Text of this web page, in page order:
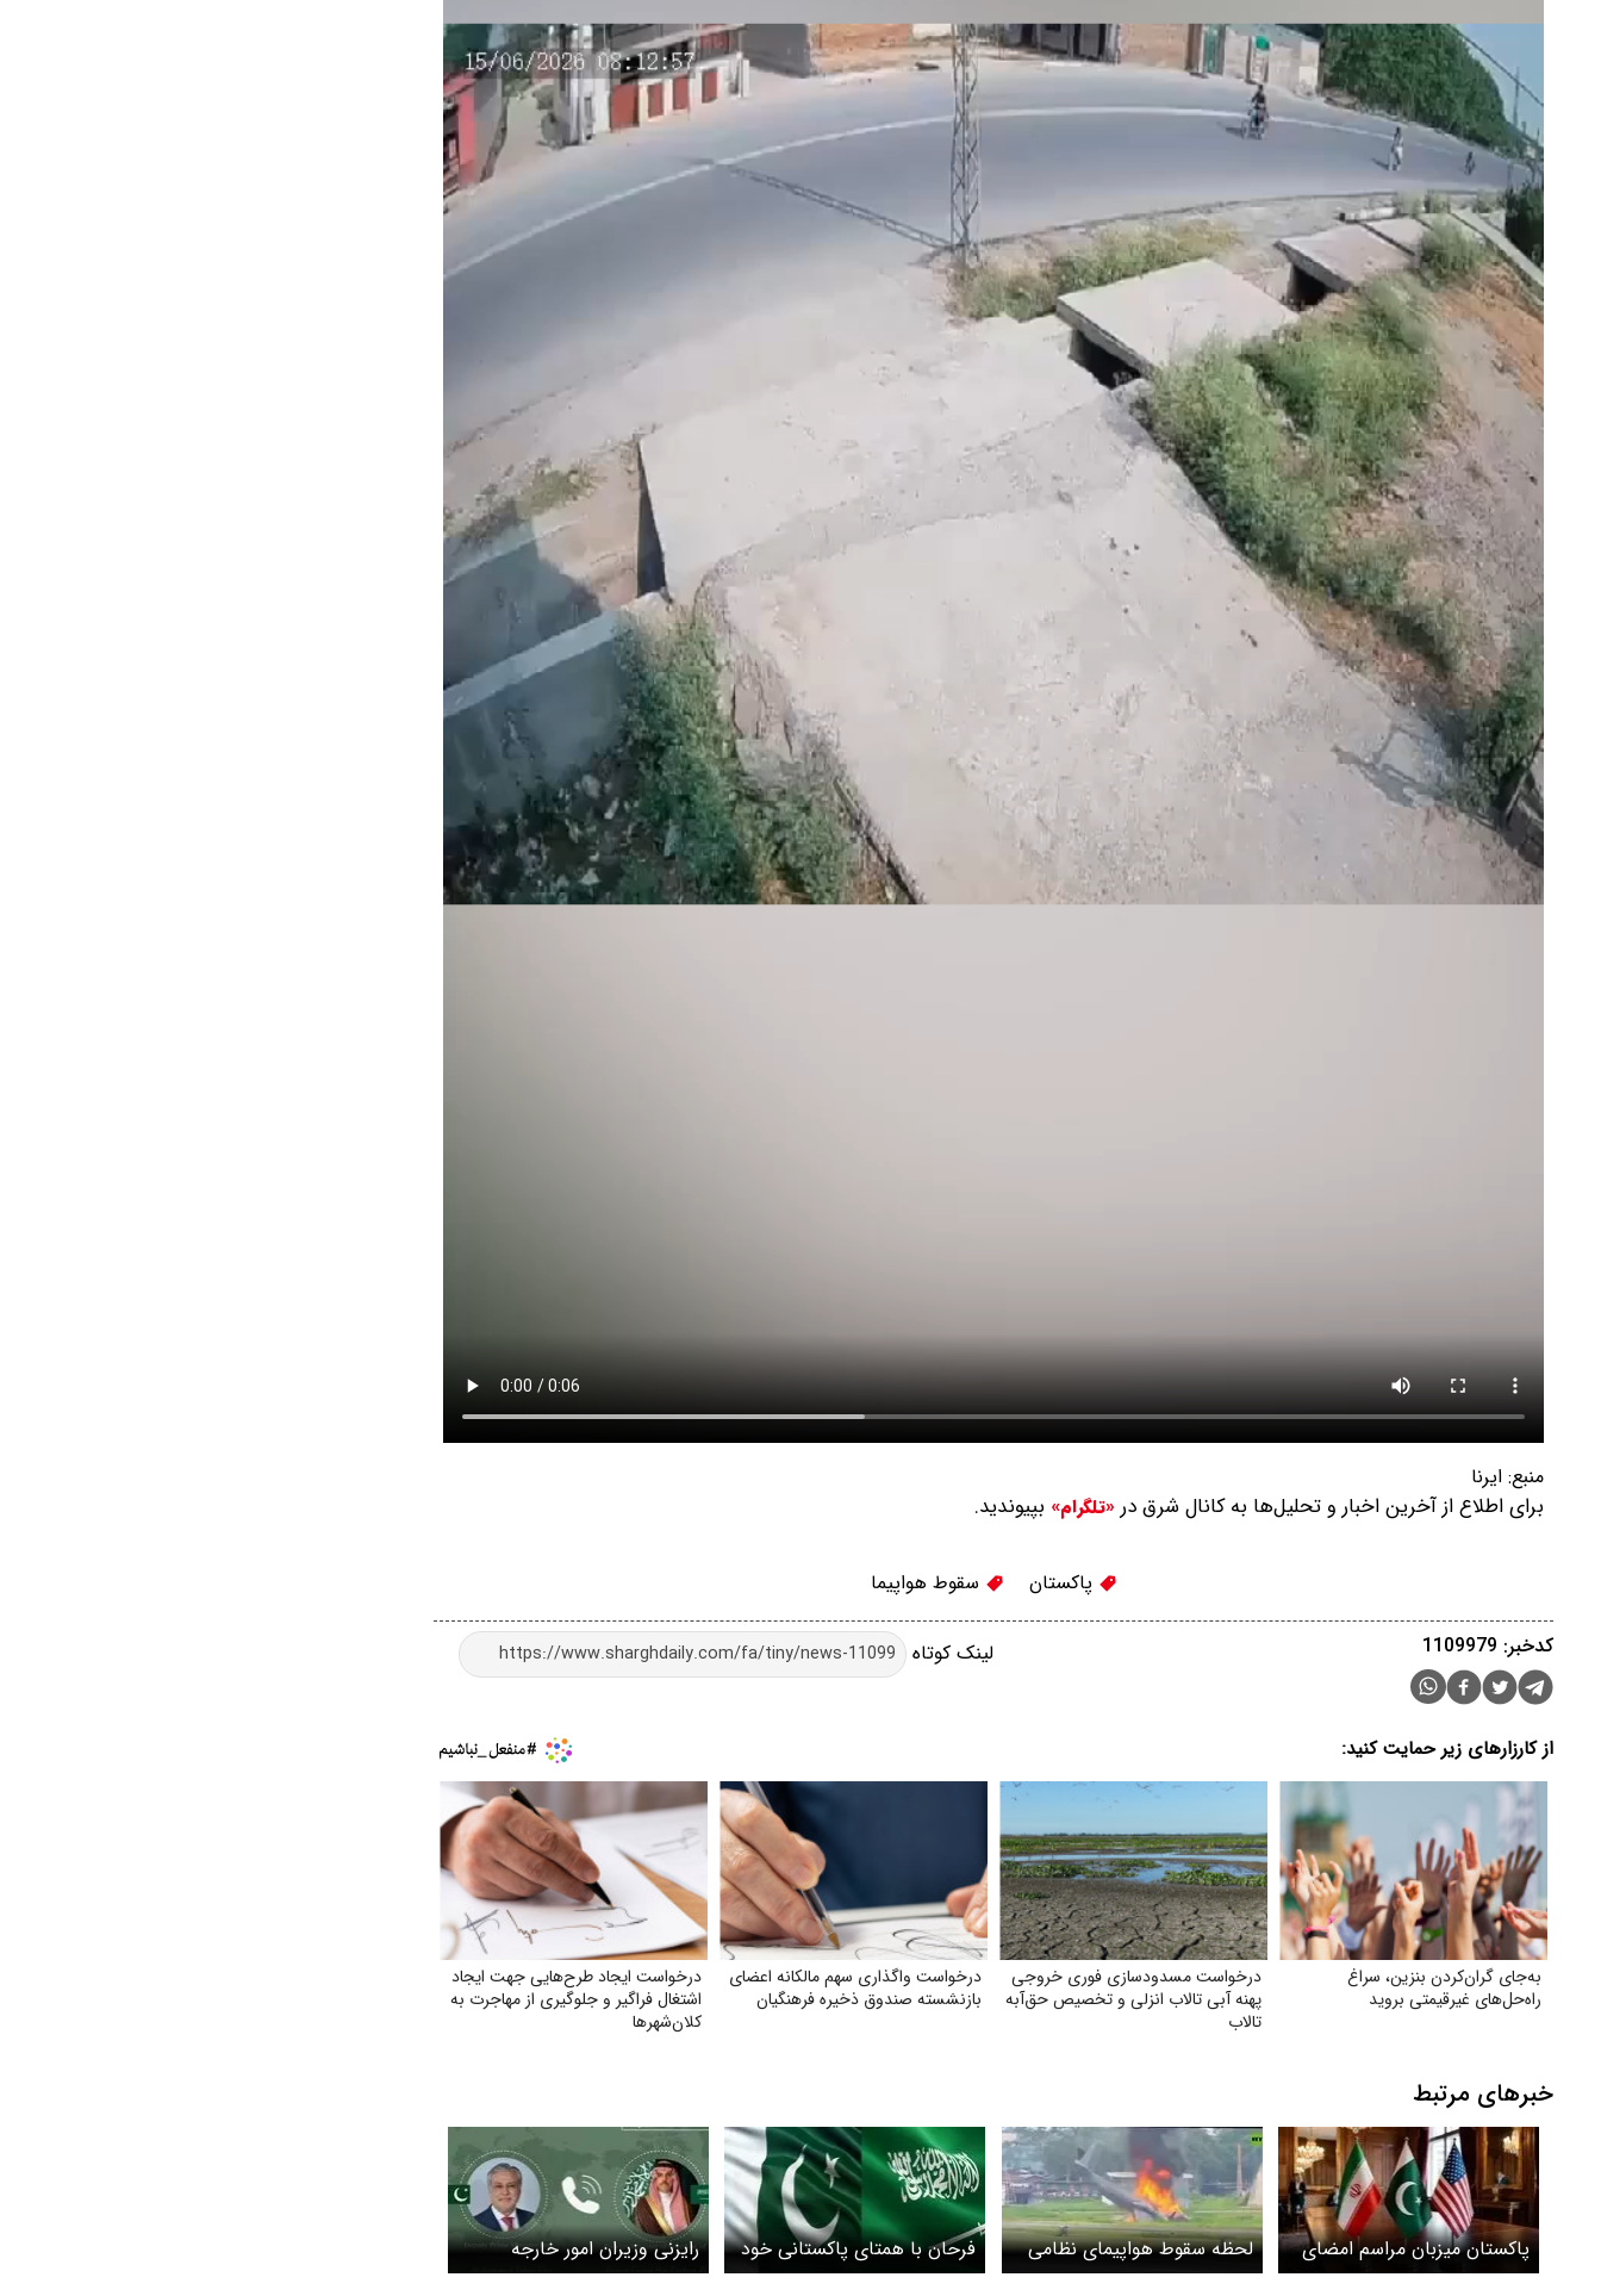
منبع: ایرنا
برای اطلاع از آخرین اخبار و تحلیل‌ها به کانال شرق در «تلگرام» بپیوندید.
پاکستان سقوط هواپیما
لینک کوتاه کدخبر: 1109979
از کارزارهای زیر حمایت کنید:
به‌جای گران‌کردن بنزین، سراغ
راه‌حل‌های غیرقیمتی بروید
درخواست مسدودسازی فوری خروجی
پهنه آبی تالاب انزلی و تخصیص حق‌آبه
تالاب
درخواست واگذاری سهم مالکانه اعضای
بازنشسته صندوق ذخیره فرهنگیان
درخواست ایجاد طرح‌هایی جهت ایجاد
اشتغال فراگیر و جلوگیری از مهاجرت به
کلان‌شهرها
خبرهای مرتبط
پاکستان میزبان مراسم امضای
توافق ایران و آمریکا در ژنو
لحظه سقوط هواپیمای نظامی
هند را ببینید + ویدیو
فرحان با همتای پاکستانی خود
درباره تفاهم ایران و آمریکا
رایزنی وزیران امور خارجه
عربستان و پاکستان درباره